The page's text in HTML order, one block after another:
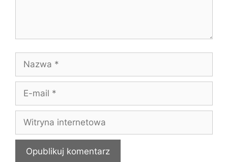
mail
internetowa